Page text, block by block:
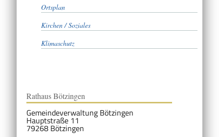
Ortsplan
Kirchen / Soziales
Klimaschutz
Rathaus Bötzingen
Gemeindeverwaltung Bötzingen
Hauptstraße 11
79268 Bötzingen